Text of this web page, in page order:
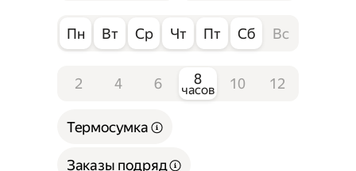
Пн Вт Ср Чт Пт Сб Вс
2 4 6 8
часов 10 12
Термосумка
Заказы подряд